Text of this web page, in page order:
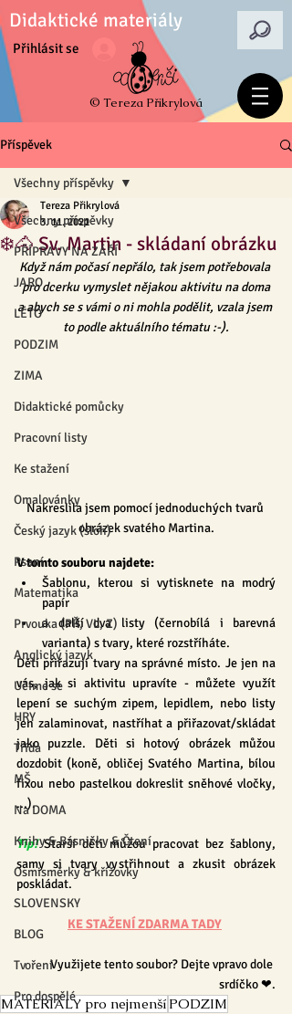
Didaktické materiály
Přihlásit se
© Tereza Přikrylová
Příspěvek
Všechny příspěvky
PŘÍPRAVY NA ZÁŘÍ
JARO
LÉTO
PODZIM
ZIMA
Didaktické pomůcky
Pracovní listy
Ke stažení
Omalovánky
Český jazyk (sloh)
Psaní
Matematika
Prvouka (PŘ, VL, Z)
Anglický jazyk
Učíme se
HRY
Třída
MŠ
Na DOMA
Knihy & Básničky & Čtení
Osmisměrky & křížovky
SLOVENSKY
BLOG
Tvoření
Pro dospělé
Všechny příspěvky
❄️🐴 Sv. Martin - skládaní obrázku
Tereza Přikrylová
3. 11. 2021
Když nám počasí nepřálo, tak jsem potřebovala
pro dcerku vymyslet nějakou aktivitu na doma
a abych se s vámi o ni mohla podělit, vzala jsem
to podle aktuálního tématu :-).
Nakreslila jsem pomocí jednoduchých tvarů
obrázek svatého Martina.
V tomto souboru najdete:
Šablonu, kterou si vytisknete na modrý
papír
a další dva listy (černobílá i barevná
varianta) s tvary, které rozstříháte.
Děti přiřazují tvary na správné místo. Je jen na
vás, jak si aktivitu upravíte - můžete využít
lepení se suchým zipem, lepidlem, nebo listy
jen zalaminovat, nastříhat a přiřazovat/skládat
jako puzzle. Děti si hotový obrázek můžou
dozdobit (koně, obličej Svatého Martina, bílou
fixou nebo pastelkou dokreslit sněhové vločky,
...).
Tip! Starší děti můžou pracovat bez šablony,
samy si tvary vystřihnout a zkusit obrázek
poskládat.
KE STAŽENÍ ZDARMA TADY
Využijete tento soubor? Dejte vpravo dole
srdíčko ❤.
MATERIÁLY pro nejmenší PODZIM